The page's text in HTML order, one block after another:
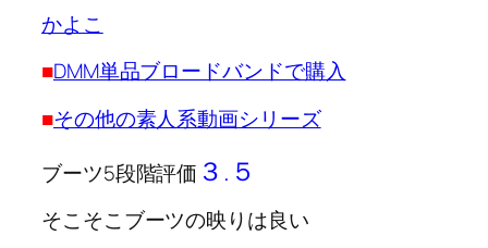
かよこ
■DMM単品ブロードバンドで購入
■その他の素人系動画シリーズ
ブーツ5段階評価 ３.５
そこそこブーツの映りは良い